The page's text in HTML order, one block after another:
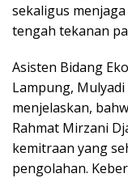
sekaligus
tengah tekanan
Asisten Bidang
Lampung,
menjelaskan,
Rahmat Mirzani
kemitraan yang
pengolahan.